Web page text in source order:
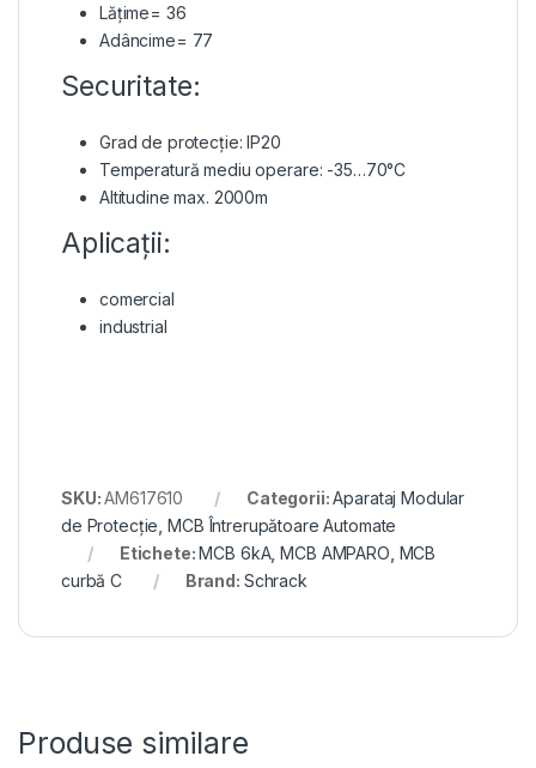
Lățime= 36
Adâncime= 77
Securitate:
Grad de protecție: IP20
Temperatură mediu operare: -35…70°C
Altitudine max. 2000m
Aplicații:
comercial
industrial
SKU:AM617610 Categorii:Aparataj Modular
de Protecție ,MCB Întrerupătoare Automate
Etichete:MCB 6kA,MCB AMPARO MCB
curbă C
Brand: Schrack
Produse similare